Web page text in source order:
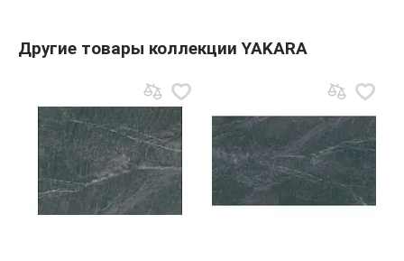
Другие товары коллекции YAKARA